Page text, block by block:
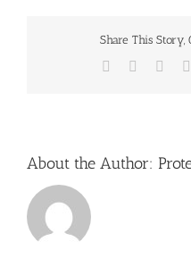
Share This Story,
Facebook
About the Author: